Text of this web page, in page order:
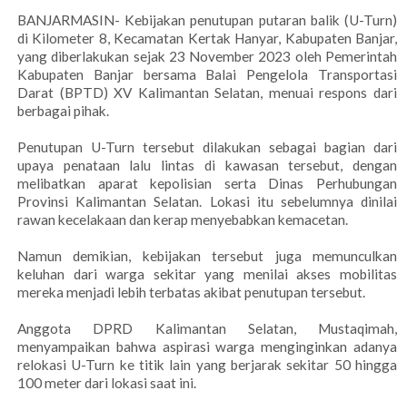
BANJARMASIN- Kebijakan penutupan putaran balik (U-Turn)
di Kilometer 8, Kecamatan Kertak Hanyar, Kabupaten Banjar,
yang diberlakukan sejak 23 November 2023 oleh Pemerintah
Kabupaten Banjar bersama Balai Pengelola Transportasi
Darat (BPTD) XV Kalimantan Selatan, menuai respons dari
berbagai pihak.
Penutupan U-Turn tersebut dilakukan sebagai bagian dari
upaya penataan lalu lintas di kawasan tersebut, dengan
melibatkan aparat kepolisian serta Dinas Perhubungan
Provinsi Kalimantan Selatan. Lokasi itu sebelumnya dinilai
rawan kecelakaan dan kerap menyebabkan kemacetan.
Namun demikian, kebijakan tersebut juga memunculkan
keluhan dari warga sekitar yang menilai akses mobilitas
mereka menjadi lebih terbatas akibat penutupan tersebut.
Anggota DPRD Kalimantan Selatan, Mustaqimah,
menyampaikan bahwa aspirasi warga menginginkan adanya
relokasi U-Turn ke titik lain yang berjarak sekitar 50 hingga
100 meter dari lokasi saat ini.